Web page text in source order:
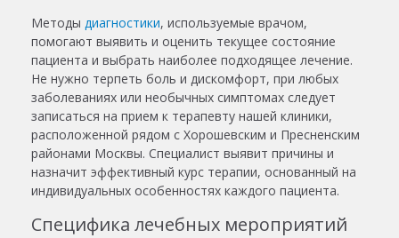
Методы диагностики, используемые врачом,
помогают выявить и оценить текущее состояние
пациента и выбрать наиболее подходящее лечение.
Не нужно терпеть боль и дискомфорт, при любых
заболеваниях или необычных симптомах следует
записаться на прием к терапевту нашей клиники,
расположенной рядом с Хорошевским и Пресненским
районами Москвы. Специалист выявит причины и
назначит эффективный курс терапии, основанный на
индивидуальных особенностях каждого пациента.
Специфика лечебных мероприятий